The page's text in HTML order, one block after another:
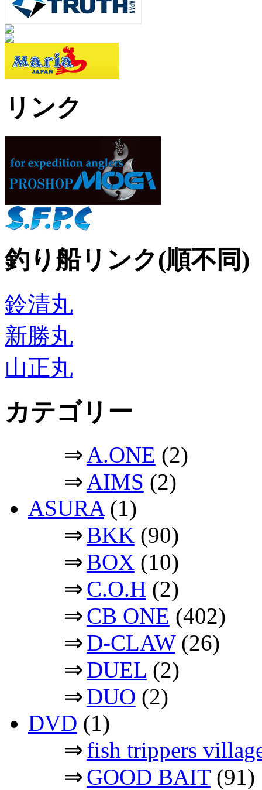
リンク
釣り船リンク(順不同)
鈴清丸
新勝丸
山正丸
カテゴリー
⇒A.ONE (2)
⇒AIMS (2)
ASURA(1)
⇒BKK (90)
⇒BOX (10)
⇒C.O.H (2)
⇒CB ONE (402)
⇒D-CLAW(26)
⇒DUEL (2)
⇒DUO (2)
DVD (1)
⇒fish trippers
⇒GOOD BAIT(91)